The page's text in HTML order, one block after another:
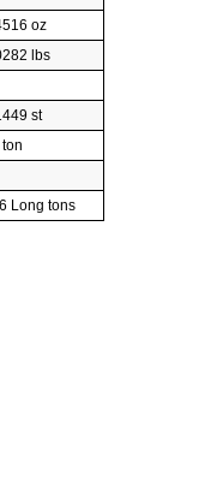
oz
lbs
st
Long tons